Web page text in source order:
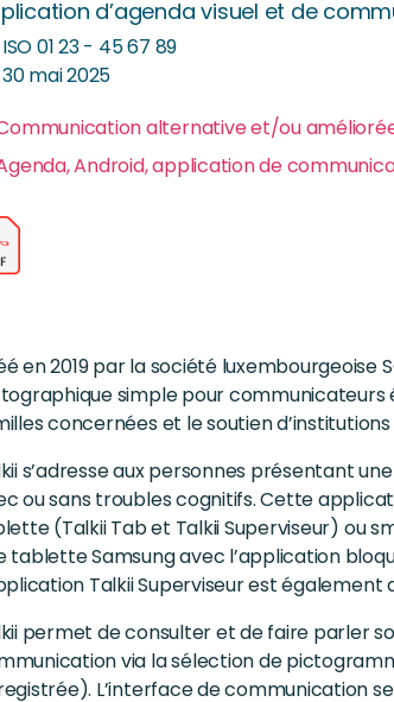
d’agenda visuel et de
ISO 01 23 - 45 67 89
30 mai 2025
alternative et/ou
,Android,application de
en 2019 par la société luxembourgeoise
simple pour
concernées et le soutien
s’adresse aux personnes présentant
ou sans troubles cognitifs. Cette
(Talkii Tab et Talkii Superviseur) ou
tablette Samsung avec l’application
Talkii Superviseur est
permet de consulter et de faire parler
via la sélection de
L’interface de communication